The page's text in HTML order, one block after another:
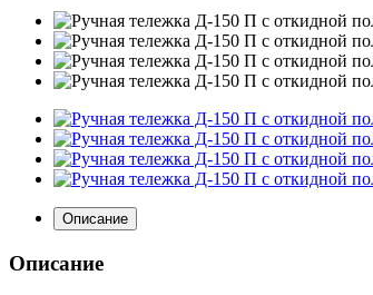
Описание
Описание